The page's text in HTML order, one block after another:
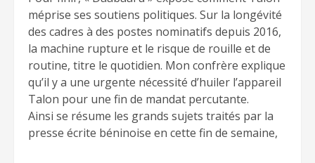
méprise ses soutiens politiques. Sur la longévité
des cadres à des postes nominatifs depuis 2016,
la machine rupture et le risque de rouille et de
routine, titre le quotidien. Mon confrère explique
qu’il y a une urgente nécessité d’huiler l’appareil
Talon pour une fin de mandat percutante.
Ainsi se résume les grands sujets traités par la
presse écrite béninoise en cette fin de semaine,